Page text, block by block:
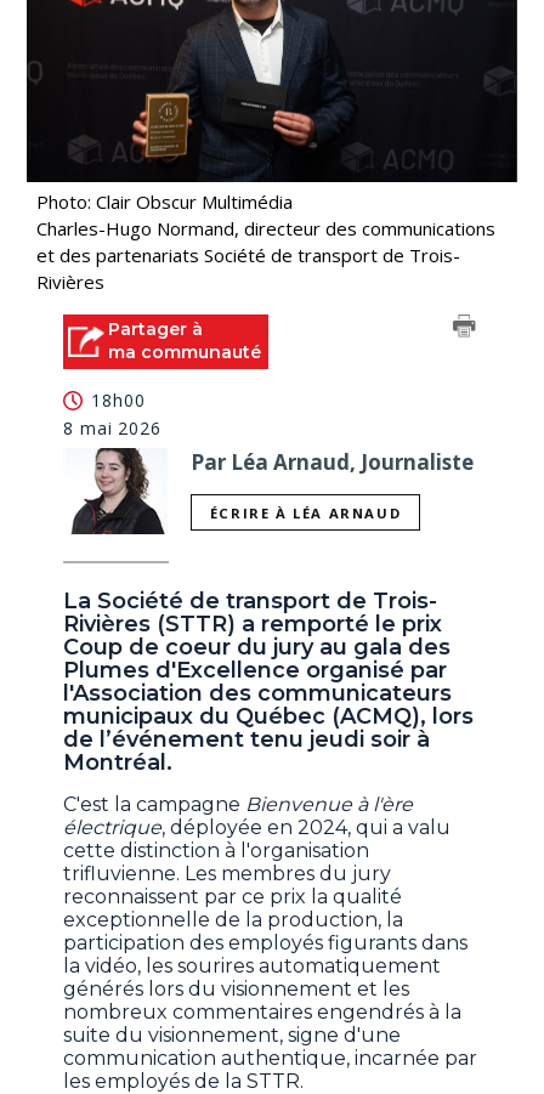
Photo: Clair Obscur Multimédia
Charles-Hugo Normand, directeur des communications
et des partenariats Société de transport de Trois-
Rivières
Partager à
ma communauté
18h00
8 mai 2026
Par Léa Arnaud, Journaliste
ÉCRIRE À LÉA ARNAUD
La Société de transport de Trois-
Rivières (STTR) a remporté le prix
Coup de coeur du jury au gala des
Plumes d'Excellence organisé par
l'Association des communicateurs
municipaux du Québec (ACMQ), lors
de l’événement tenu jeudi soir à
Montréal.
C'est la campagne Bienvenue à l'ère
électrique, déployée en 2024, qui a valu
cette distinction à l'organisation
trifluvienne. Les membres du jury
reconnaissent par ce prix la qualité
exceptionnelle de la production, la
participation des employés figurants dans
la vidéo, les sourires automatiquement
générés lors du visionnement et les
nombreux commentaires engendrés à la
suite du visionnement, signe d'une
communication authentique, incarnée par
les employés de la STTR.